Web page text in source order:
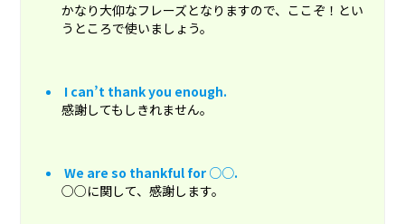
かなり大仰なフレーズとなりますので、ここぞ！とい
うところで使いましょう。
I can’t thank you enough.
感謝してもしきれません。
We are so thankful for ○○.
○○に関して、感謝します。